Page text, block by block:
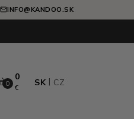
INFO@KANDOO.SK
0
0
€
SK CZ